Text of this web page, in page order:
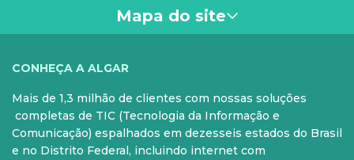
aula, é possível verificar sua duração, descrição,
metodologia e agendá-la nos dias e horários
nos períodos da manhã, tarde e noite.
Mapa do site
PARA SUA CASA
Internet Fibra
CELULAR
Controle e Pós
CONHEÇA A ALGAR
Mais de 1,3 milhão de clientes com nossas soluções
completas de TIC (Tecnologia da Informação e
Comunicação) espalhados em dezesseis estados do Brasil
e no Distrito Federal, incluindo internet com